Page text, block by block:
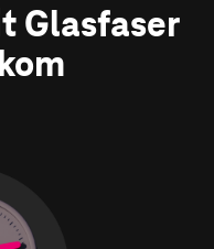
Glasfaser